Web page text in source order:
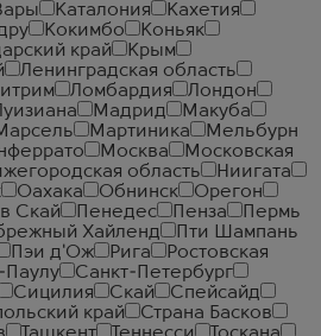
Каталония
Кахетия
Кокимбо
Коньяк
край
Крым
Ленинградская область
Ломбардия
Лондон
Мадрид
Макуба
Мартиника
Мельбурн
Москва
Московская
область
Ниигата
Оахака Обнинск
Орегон
Скай Пенедес Пенза
Пермь
Хайленд
Пти Шампань
Пэи д'Ож Рига
Ростовская
Санкт-Петербург
Сицилия Скай
Спейсайд
край
Страна Басков